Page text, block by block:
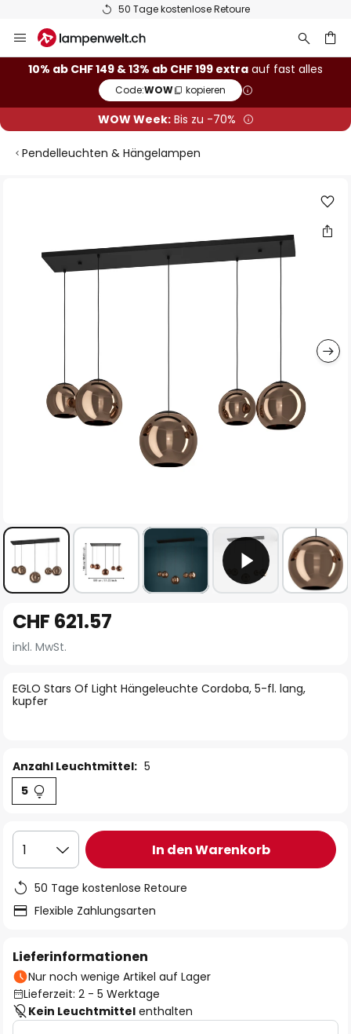
50 Tage kostenlose Retoure
Inhalt
springen
10% ab CHF 149 & 13% ab CHF 199 extra auf fast alles
Code:WOW kopieren
WOW Week:Bis zu -70%
Pendelleuchten & Hängelampen
Bildgalerie
springen
Anfang
der
springen
EGLO Stars Of Light Hängeleuchte Cordoba, 5-fl. lang,
kupfer
CHF 621.57
inkl. MwSt.
Anzahl Leuchtmittel: 5
5
1 In den Warenkorb
50 Tage kostenlose Retoure
Flexible Zahlungsarten
Lieferinformationen
Nur noch wenige Artikel auf Lager
Lieferzeit: 2 - 5 Werktage
Kein Leuchtmittel enthalten